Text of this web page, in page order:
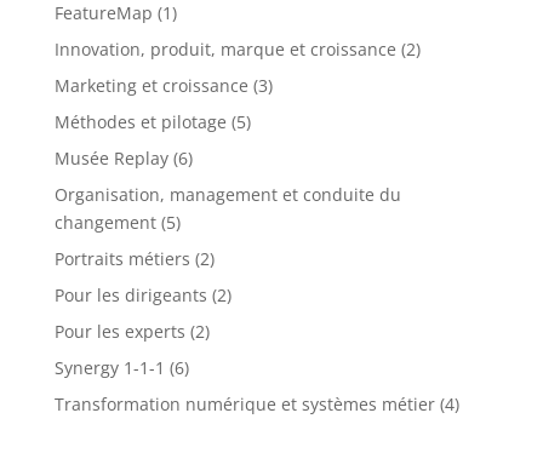
FeatureMap (1)
Innovation, produit, marque et croissance (2)
Marketing et croissance (3)
Méthodes et pilotage (5)
Musée Replay(6)
Organisation, management et conduite du
changement(5)
Portraits métiers (2)
Pour les dirigeants (2)
Pour les experts (2)
Synergy 1-1-1 (6)
Transformation numérique et systèmes métier(4)